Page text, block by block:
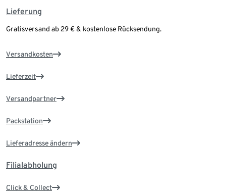
Lieferung
Gratisversand ab 29 € & kostenlose Rücksendung.
Versandkosten
Lieferzeit
Versandpartner
Packstation
Lieferadresse ändern
Filialabholung
Click & Collect